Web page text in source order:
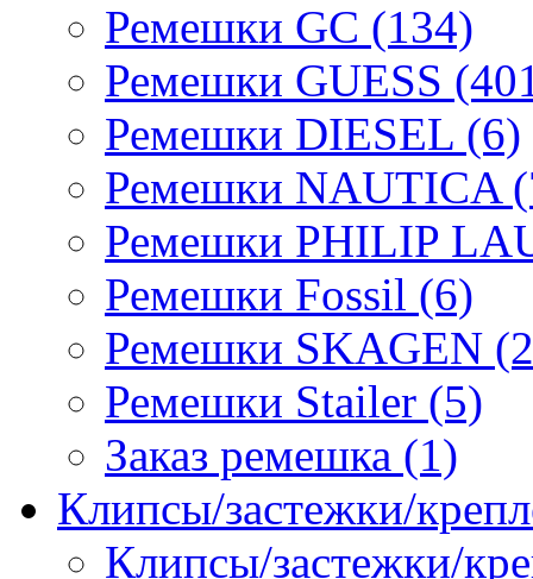
Ремешки GC (134)
Ремешки GUESS
Ремешки DIESEL (6)
Ремешки NAUTICA
Ремешки PHILIP
Ремешки Fossil (6)
Ремешки SKAGEN
Ремешки Stailer (5)
Заказ ремешка (1)
Клипсы/застежки/
Клипсы/застежки/